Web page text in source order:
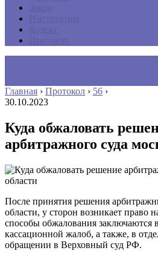
Главная › Протокол › 56 ›
30.10.2023
Куда обжаловать
арбитражного суда
После принятия решения
области, у сторон возникает право
способы обжалования заключаются
кассационной жалоб, а также, в
обращении в Верховный суд РФ.